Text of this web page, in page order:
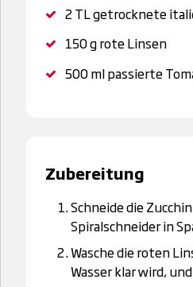
2 TLgetrocknete
150 grote Linsen
500 mlpassierte
Zubereitung
Schneide die
Spiralschneider in
Wasche die roten
Wasser klar wird,